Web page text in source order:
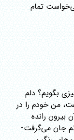
تمام
بگویم؟ دلم
من خودم را در
بیرون رانده
جان می‌گرفت-